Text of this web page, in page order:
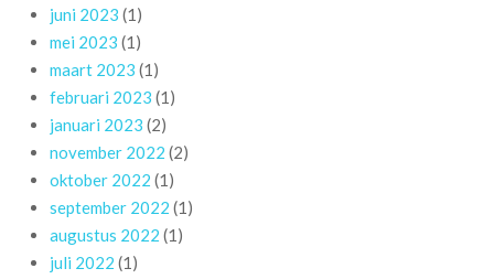
juni 2023 (1)
mei 2023 (1)
maart 2023 (1)
februari 2023 (1)
januari 2023 (2)
november 2022 (2)
oktober 2022 (1)
september 2022 (1)
augustus 2022 (1)
juli 2022 (1)